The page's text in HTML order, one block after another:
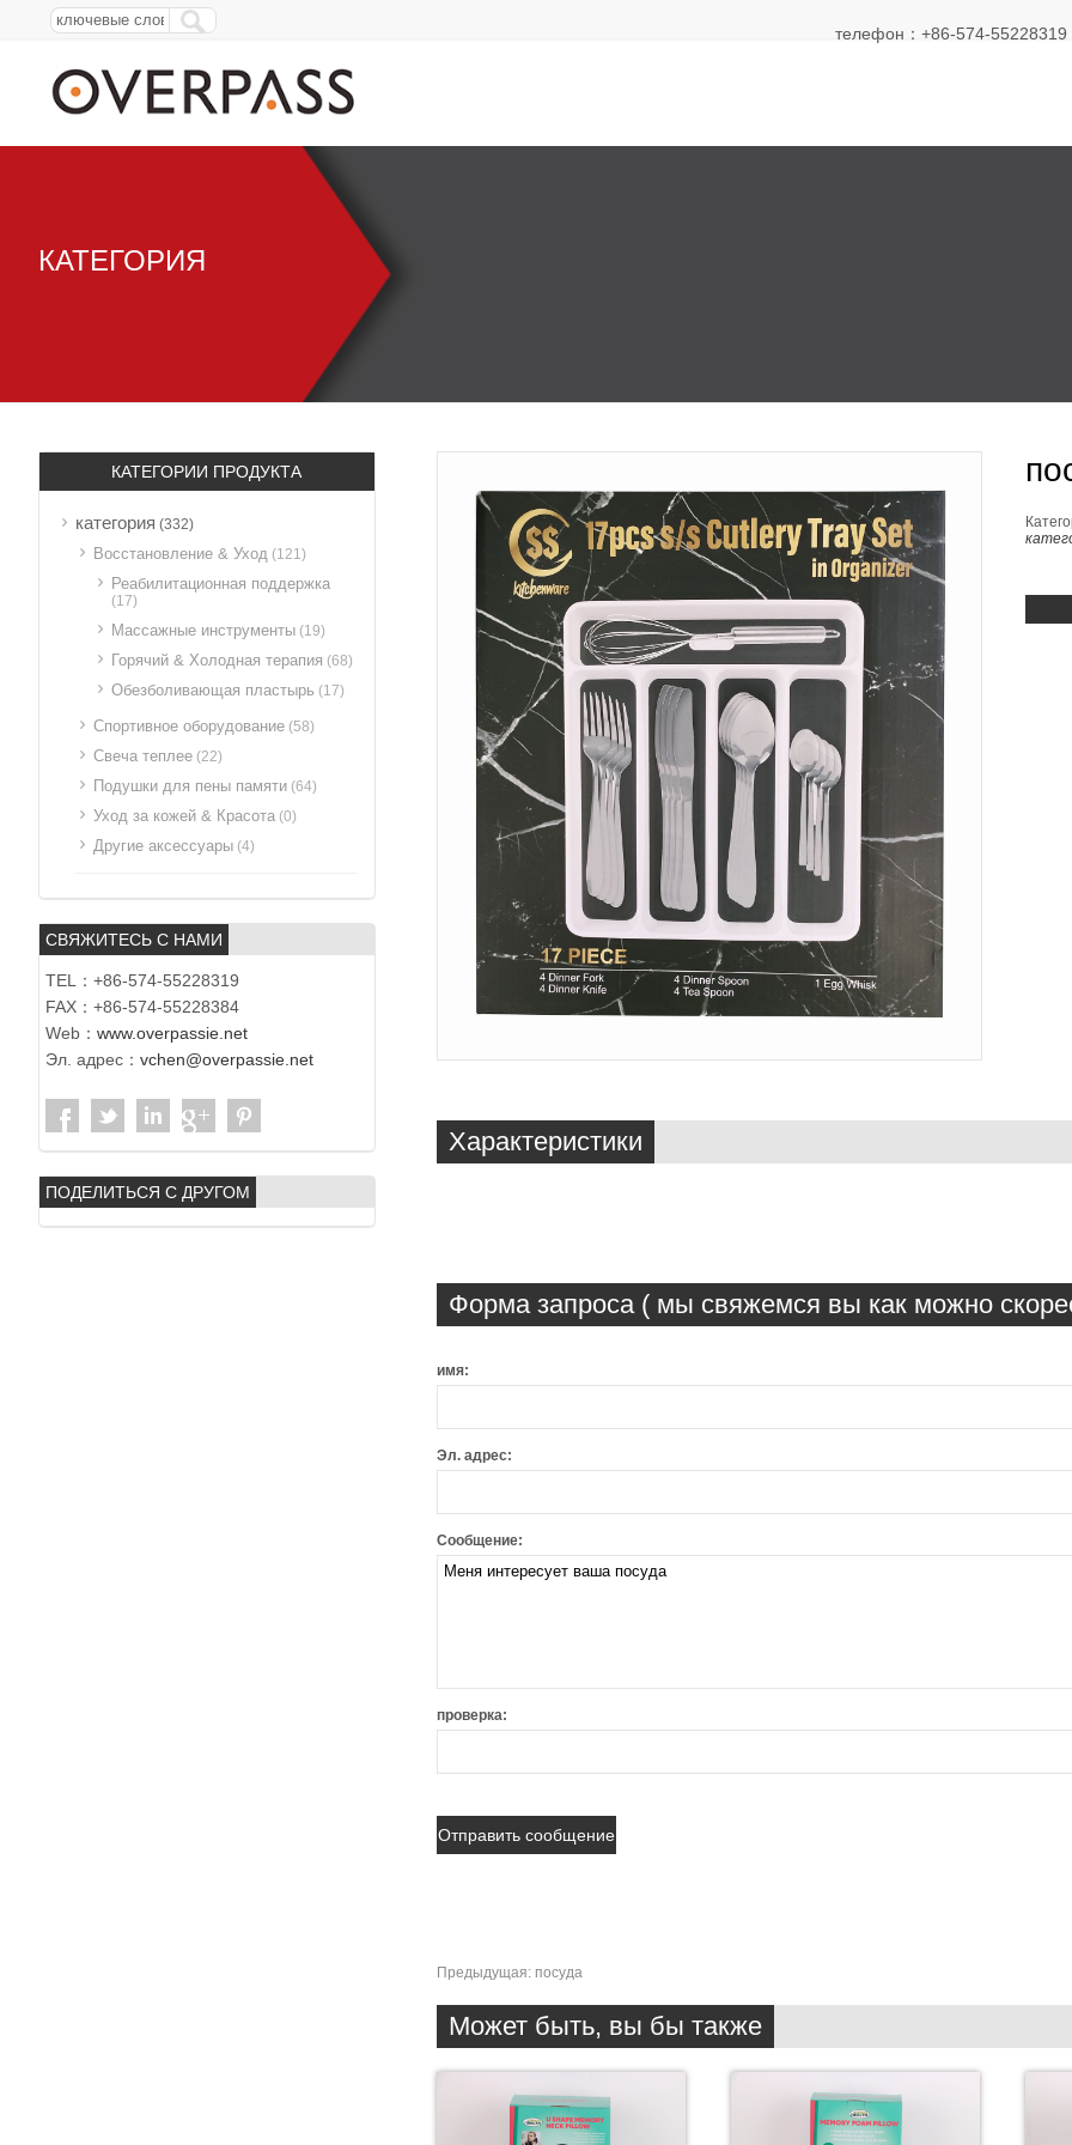
телефон：+86-574-
КАТЕГОРИЯ
Характеристики
Форма запроса ( мы свяжемся вы как можно
имя:
Эл. адрес:
Сообщение:
проверка:
Предыдущая: посуда
Может быть, вы бы также
КАТЕГОРИИ ПРОДУКТА
категория (332)
Восстановление & Уход (121)
Реабилитационная поддержка
(17)
Массажные инструменты (19)
Горячий & Холодная терапия (68)
Обезболивающая пластырь (17)
Спортивное оборудование (58)
Свеча теплее (22)
Подушки для пены памяти (64)
Уход за кожей & Красота (0)
Другие аксессуары (4)
СВЯЖИТЕСЬ С НАМИ
TEL：+86-574-55228319
FAX：+86-574-55228384
Web： www.overpassie.net
Эл. адрес： vchen@overpassie.net
ПОДЕЛИТЬСЯ С ДРУГОМ